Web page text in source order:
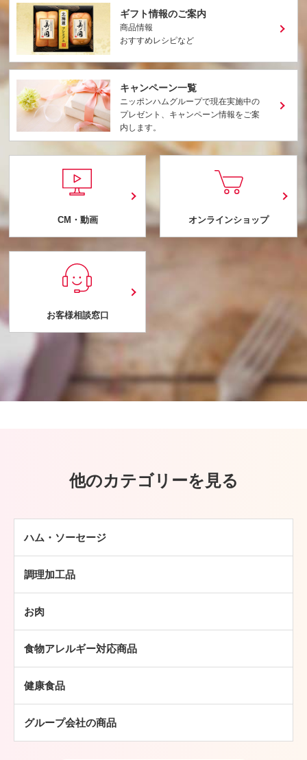
ギフト情報のご案内
商品情報
おすすめレシピなど
キャンペーン一覧
ニッポンハムグループで現在実施中の
プレゼント、キャンペーン情報をご案
内します。
CM・動画 オンラインショップ
お客様相談窓口
他のカテゴリーを見る
ハム・ソーセージ
その他
調理加工品
チキン加工品
パン・ピザ
常温食品
冷凍食品
その他
お肉
鶏肉
食物アレルギー対応商品
健康食品
グループ会社の商品